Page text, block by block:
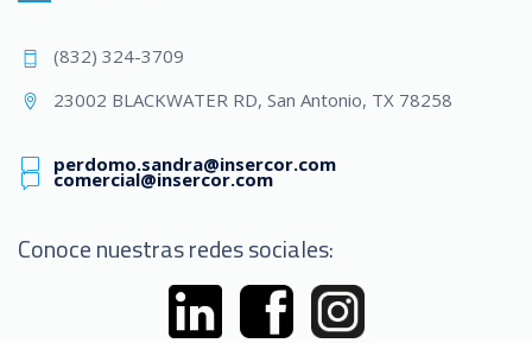
(832) 324-3709
23002 BLACKWATER RD, San Antonio, TX 78258
comercial@insercor.com
perdomo.sandra@insercor.com
Conoce nuestras redes sociales: